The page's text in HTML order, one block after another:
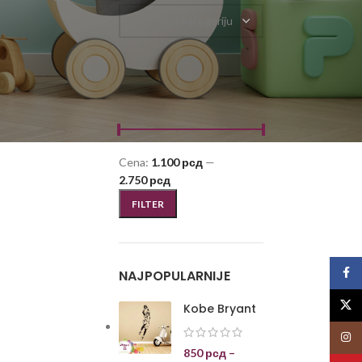
Odaberite kategoriju
FILTRIRAJ PO CENI
FILTER
Cena: 1.100 рсд —
2.750 рсд
NAJPOPULARNIJE
Kobe Bryant
850рсд –